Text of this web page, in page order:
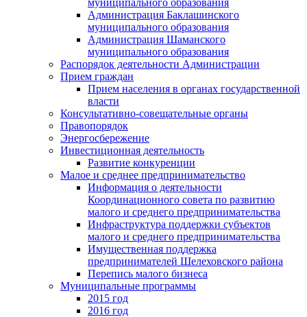
Администрация Баклашинского
муниципального образования
Администрация Шаманского
муниципального образования
Распорядок деятельности Администрации
Прием граждан
Прием населения в органах государственной
власти
Консультативно-совещательные органы
Правопорядок
Энергосбережение
Инвестиционная деятельность
Развитие конкуренции
Малое и среднее предпринимательство
Информация о деятельности
Координационного совета по развитию
малого и среднего предпринимательства
Инфраструктура поддержки субъектов
малого и среднего предпринимательства
Имущественная поддержка
предпринимателей Шелеховского района
Перепись малого бизнеса
Муниципальные программы
2015 год
2016 год